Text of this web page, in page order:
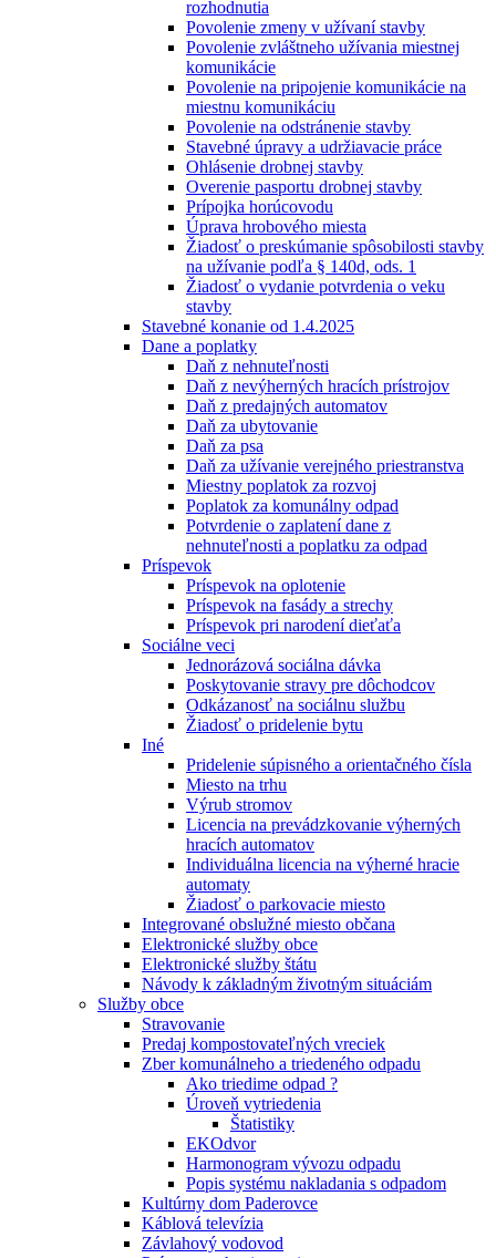
rozhodnutia
Povolenie zmeny v užívaní stavby
Povolenie zvláštneho užívania miestnej
komunikácie
Povolenie na pripojenie komunikácie na
miestnu komunikáciu
Povolenie na odstránenie stavby
Stavebné úpravy a udržiavacie práce
Ohlásenie drobnej stavby
Overenie pasportu drobnej stavby
Prípojka horúcovodu
Úprava hrobového miesta
Žiadosť o preskúmanie spôsobilosti stavby
na užívanie podľa § 140d, ods. 1
Žiadosť o vydanie potvrdenia o veku
stavby
Stavebné konanie od 1.4.2025
Dane a poplatky
Daň z nehnuteľnosti
Daň z nevýherných hracích prístrojov
Daň z predajných automatov
Daň za ubytovanie
Daň za psa
Daň za užívanie verejného priestranstva
Miestny poplatok za rozvoj
Poplatok za komunálny odpad
Potvrdenie o zaplatení dane z
nehnuteľnosti a poplatku za odpad
Príspevok
Príspevok na oplotenie
Príspevok na fasády a strechy
Príspevok pri narodení dieťaťa
Sociálne veci
Jednorázová sociálna dávka
Poskytovanie stravy pre dôchodcov
Odkázanosť na sociálnu službu
Žiadosť o pridelenie bytu
Iné
Pridelenie súpisného a orientačného čísla
Miesto na trhu
Výrub stromov
Licencia na prevádzkovanie výherných
hracích automatov
Individuálna licencia na výherné hracie
automaty
Žiadosť o parkovacie miesto
Integrované obslužné miesto občana
Elektronické služby obce
Elektronické služby štátu
Návody k základným životným situáciám
Služby obce
Stravovanie
Predaj kompostovateľných vreciek
Zber komunálneho a triedeného odpadu
Ako triedime odpad ?
Úroveň vytriedenia
Štatistiky
EKOdvor
Harmonogram vývozu odpadu
Popis systému nakladania s odpadom
Kultúrny dom Paderovce
Káblová televízia
Závlahový vodovod